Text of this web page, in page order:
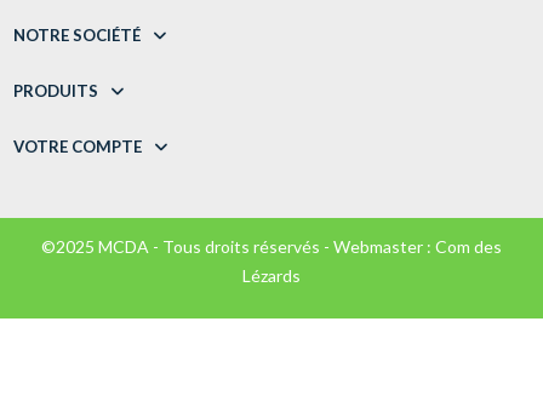
NOTRE SOCIÉTÉ
PRODUITS
VOTRE COMPTE
©2025 MCDA - Tous droits réservés - Webmaster : Com des
Lézards